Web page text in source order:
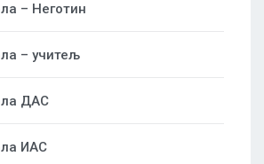
– Неготин
– учитељ
ДАС
ИАС